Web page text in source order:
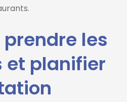
prendre les
et planifier